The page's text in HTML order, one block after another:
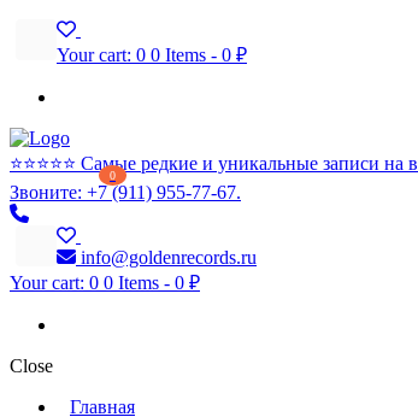
Your cart: 0 0 Items - 0 ₽
⭐️⭐️⭐️⭐️⭐️ Самые редкие и уникальные записи
Звоните: +7 (911) 955-77-67.
0
info@goldenrecords.ru
Your cart: 0 0 Items - 0 ₽
Close
Главная